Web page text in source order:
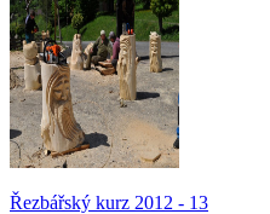
Řezbářský kurz 2012 - 13